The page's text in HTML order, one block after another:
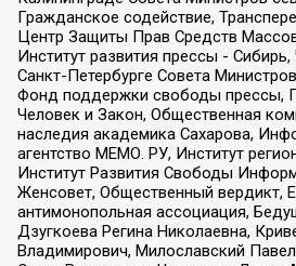
Гражданское содействие,
Центр Защиты Прав Средств
Институт развития прессы -
Санкт-Петербурге Совета
Фонд поддержки свободы прессы,
Человек и Закон, Общественная
наследия академика Сахарова,
агентство МЕМО. РУ, Институт
Институт Развития Свободы
Женсовет, Общественный вердикт,
антимонопольная ассоциация,
Дзугкоева Регина Николаевна,
Владимирович, Милославский